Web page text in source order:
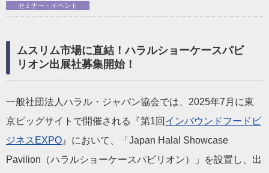
セミナー・イベント
ムスリム市場に直結！ハラルショーケースパビ
リオン出展社募集開始！
一般社団法人ハラル・ジャパン協会では、2025年7月に東
京ビッグサイトで開催される『第1回 インバウンドフードビ
ジネスEXPO 』において、「Japan Halal Showcase
Pavilion（ハラルショーケースパビリオン）」を設置し、出